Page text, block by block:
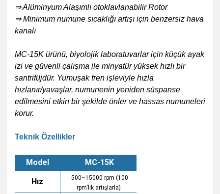
⇒ Alüminyum Alaşımlı otoklavlanabilir Rotor 
⇒ Minimum numune sıcaklığı artışı için benzersiz hava
kanalı
MC-15K ürünü, biyolojik laboratuvarlar için küçük ayak
izi ve güvenli çalışma ile minyatür yüksek hızlı bir
santrifüjdür. Yumuşak fren işleviyle hızla
hızlanır/yavaşlar, numunenin yeniden süspanse
edilmesini etkin bir şekilde önler ve hassas numuneleri
korur.
Teknik Özellikler
Model MC-15K
Hız
500~15000 rpm (100
rpm’lik artışlarla)